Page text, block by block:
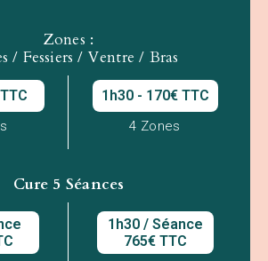
Zones :
/ Fessiers / Ventre / Bras
1h30 - 170€ TTC
4 Zones
Cure 5 Séances
1h30 / Séance
765€ TTC